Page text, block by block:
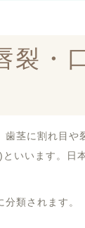
裂・
茎に割れ目
いいます。日
類されます。